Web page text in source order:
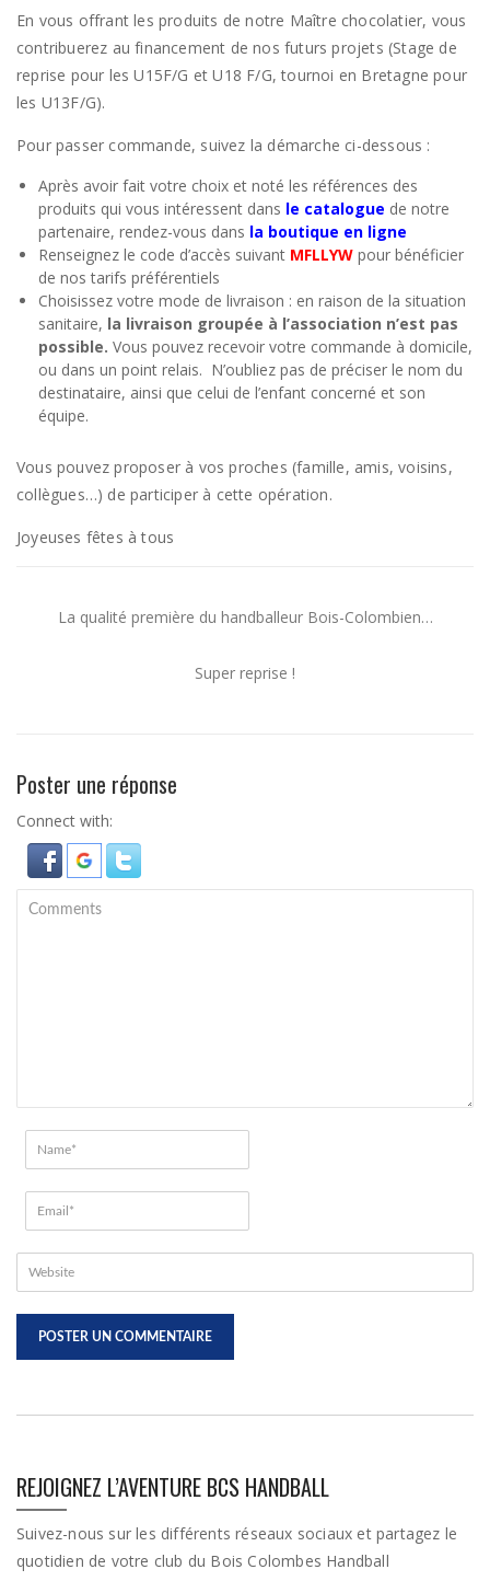
En vous offrant les produits de notre Maître chocolatier, vous
contribuerez au financement de nos futurs projets (Stage de
reprise pour les U15F/G et U18 F/G, tournoi en Bretagne pour
les U13F/G).
Pour passer commande, suivez la démarche ci-dessous :
Après avoir fait votre choix et noté les références des
produits qui vous intéressent dans le catalogue de notre
partenaire, rendez-vous dans la boutique en ligne
Renseignez le code d’accès suivant MFLLYW pour bénéficier
de nos tarifs préférentiels
Choisissez votre mode de livraison : en raison de la situation
sanitaire, la livraison groupée à l’association n’est pas
possible. Vous pouvez recevoir votre commande à domicile,
ou dans un point relais. N’oubliez pas de préciser le nom du
destinataire, ainsi que celui de l’enfant concerné et son
équipe.
Vous pouvez proposer à vos proches (famille, amis, voisins,
collègues…) de participer à cette opération.
Joyeuses fêtes à tous
La qualité première du handballeur Bois-Colombien…
Super reprise !
Poster une réponse
Connect with:
REJOIGNEZ L’AVENTURE BCS HANDBALL
Suivez-nous sur les différents réseaux sociaux et partagez le
quotidien de votre club du Bois Colombes Handball